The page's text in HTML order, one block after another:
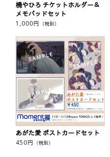
橈やひろ チケットホルダー＆
メモパッドセット
1,000円 （税別）
あがた愛 ポストカードセット
450円 （税別）